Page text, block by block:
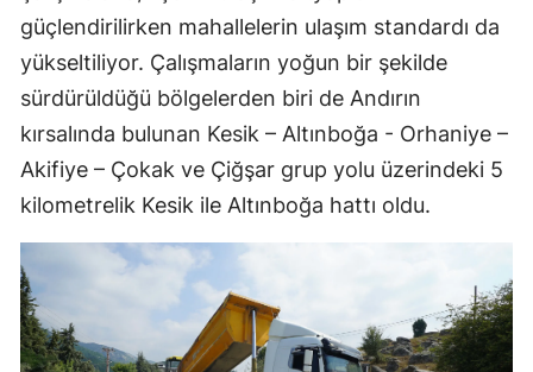
güçlendirilirken mahallelerin ulaşım standardı da
yükseltiliyor. Çalışmaların yoğun bir şekilde
sürdürüldüğü bölgelerden biri de Andırın
kırsalında bulunan Kesik – Altınboğa - Orhaniye –
Akifiye – Çokak ve Çiğşar grup yolu üzerindeki 5
kilometrelik Kesik ile Altınboğa hattı oldu.